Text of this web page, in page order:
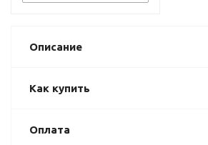
Описание
Как купить
Оплата